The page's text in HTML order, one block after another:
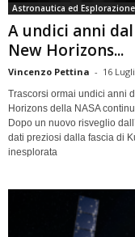
Astronautica ed
A undici anni
New Horizons...
Vincenzo Pettina - 16
Trascorsi ormai undici anni
Horizons della NASA
Dopo un nuovo risveglio
dati preziosi dalla fascia di
inesplorata